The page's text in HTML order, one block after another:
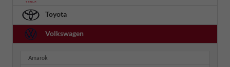
Toyota
Volkswagen
Amarok